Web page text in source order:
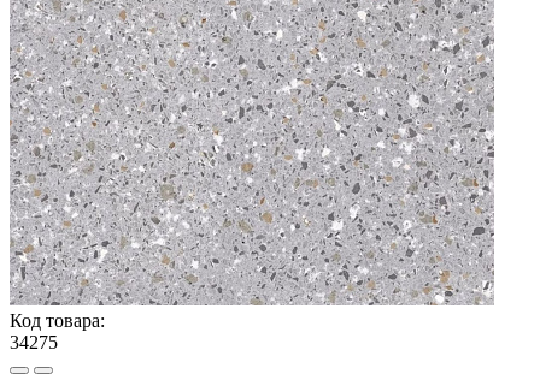
Код товара:
34275